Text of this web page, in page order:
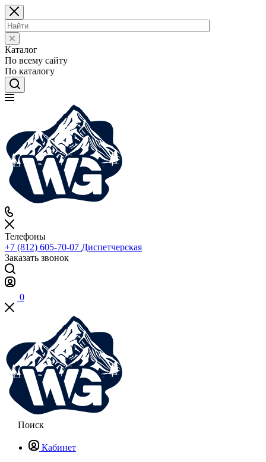
Каталог
По всему сайту
По каталогу
Телефоны
+7 (812) 605-70-07 Диспетчерская
Заказать звонок
0
Поиск
Кабинет